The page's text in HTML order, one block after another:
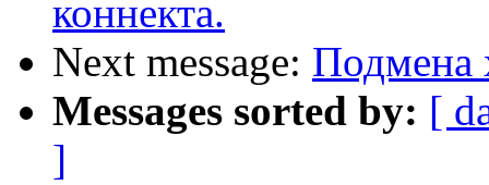
коннекта.
Next message: Подмена
Messages sorted by: [
]